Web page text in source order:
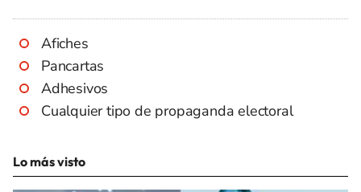
Afiches
Pancartas
Adhesivos
Cualquier tipo de propaganda electoral
Lo más visto